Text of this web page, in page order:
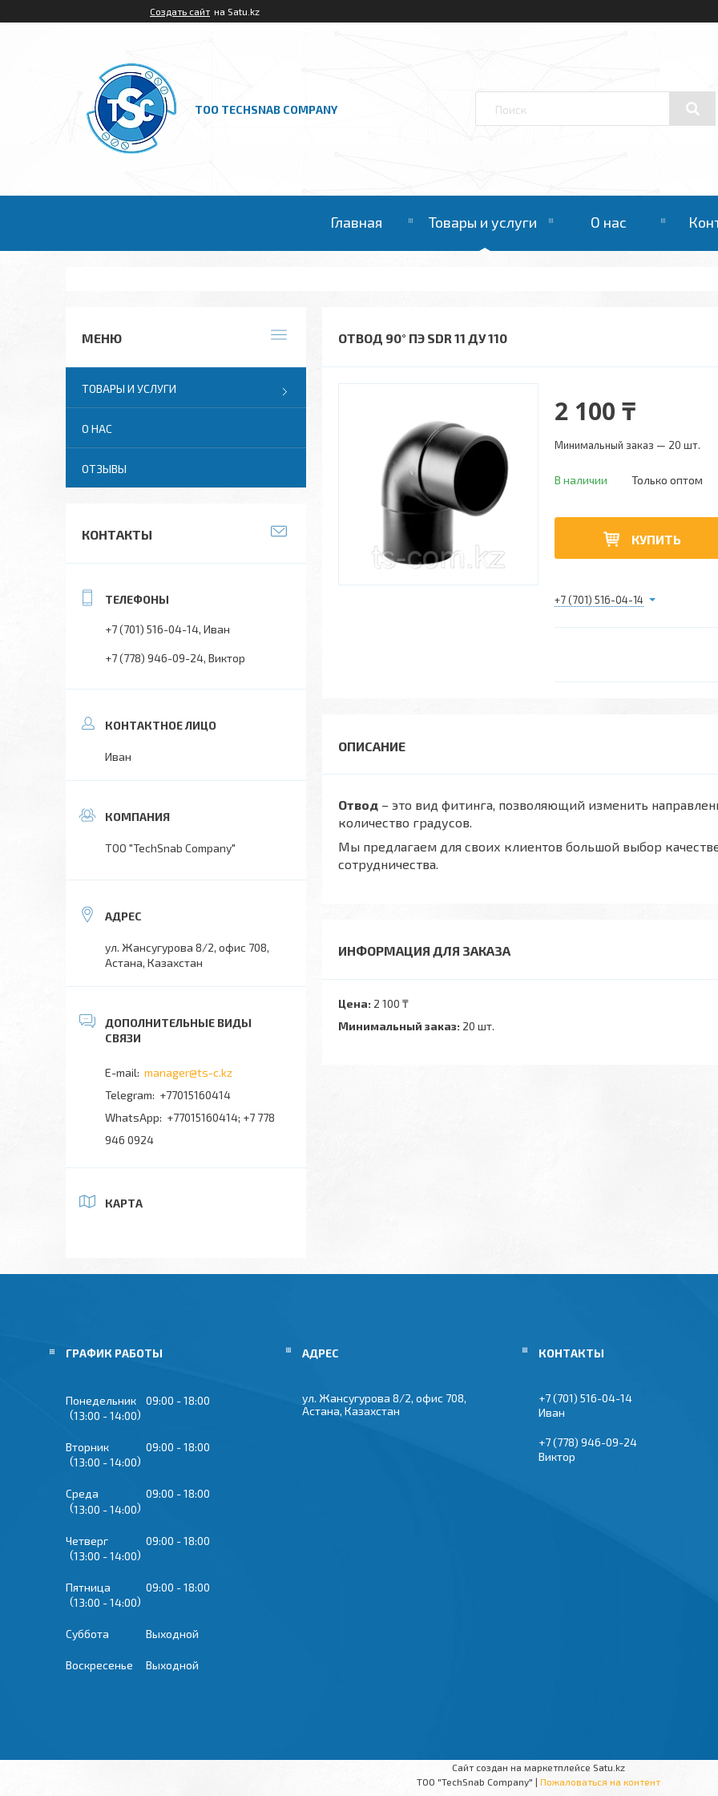
Создать сайт на Satu.kz
ТОО TECHSNAB COMPANY
Главная Товары и услуги О нас
ОТВОД 90° ПЭ SDR 11 ДУ 110
2 100 ₸
Минимальный заказ — 20 шт.
В наличии Только оптом
КУПИТЬ
+7 (701) 516-04-14
Отвод – это вид фитинга, позволяющий изменить
количество градусов.
Мы предлагаем для своих клиентов большой выбор
сотрудничества.
ИНФОРМАЦИЯ ДЛЯ ЗАКАЗА
Цена: 2 100 ₸
Минимальный заказ: 20 шт.
ТОВАРЫ И УСЛУГИ
О НАС
ОТЗЫВЫ
КОНТАКТЫ
+7 (701) 516-04-14 Иван
+7 (778) 946-09-24 Виктор
Иван
TOO "TechSnab Company"
ул. Жансугурова 8/2, офис 708,
Астана, Казахстан
manager@ts-c.kz
+77015160414
+77015160414; +7 778
946 0924
КАРТА
ГРАФИК РАБОТЫ
Понедельник 09:00
18:00
13:00
14:00
Вторник 09:00
18:00
13:00
14:00
Среда 09:00
18:00
13:00
14:00
Четверг 09:00
18:00
13:00
14:00
Пятница 09:00
18:00
13:00
14:00
Суббота Выходной
Воскресенье Выходной
ул. Жансугурова 8/2, офис 708,
Астана, Казахстан
+7 (701) 516-04-14
Иван
+7 (778) 946-09-24
Виктор
Сайт создан на маркетплейсе Satu.kz
TOO "TechSnab Company" | Пожаловаться на контент